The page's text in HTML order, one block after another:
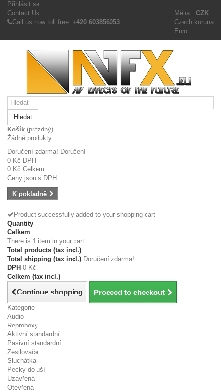
Přihlásit se
Měna : CZK
Czech koruna
Euro
Contact Us
Call us now toll free: +420 603856053
Hledat
Košík (prázdný)
Žádné produkty
Doručení zdarma! Doručení
0 Kč DPH
0 Kč Celkem
Ceny jsou s DPH
K pokladně
Product successfully added to your shopping cart
Quantity
Celkem
There is 1 item in your cart.
Total products (tax incl.)
Total shipping (tax incl.) Doručení zdarma!
DPH 0 Kč
Celkem (tax incl.)
Continue shopping Proceed to checkout
Kategorie
Audio
Reproboxy
Aktivní standardní
Pasivní standardní
Zesilovače
Sluchátka
Pecky do uší
Uzavřená
Otevřená